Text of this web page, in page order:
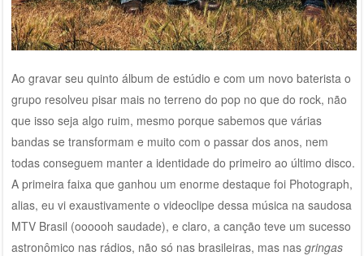
Ao gravar seu quinto álbum de estúdio e com um novo baterista o
grupo resolveu pisar mais no terreno do pop no que do rock, não
que isso seja algo ruim, mesmo porque sabemos que várias
bandas se transformam e muito com o passar dos anos, nem
todas conseguem manter a identidade do primeiro ao último disco.
A primeira faixa que ganhou um enorme destaque foi Photograph,
alias, eu vi exaustivamente o videoclipe dessa música na saudosa
MTV Brasil (oooooh saudade), e claro, a canção teve um sucesso
astronômico nas rádios, não só nas brasileiras, mas nas gringas